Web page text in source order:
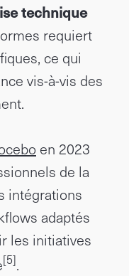
technique
requiert
ce qui
vis-à-vis des
en 2023
de la
intégrations
adaptés
les initiatives
[5].